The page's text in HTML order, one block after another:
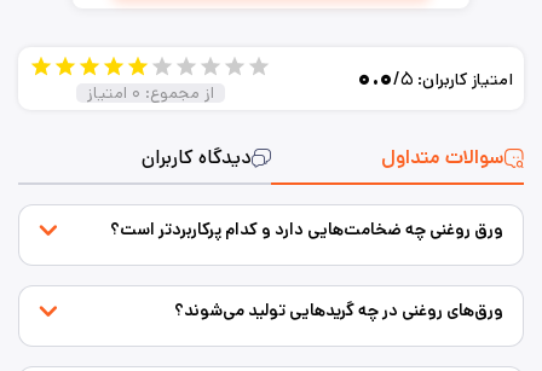
سوالات متداول دیدگاه کاربران
امتیاز کاربران: ۰.۰/۵
از مجموع: ۰ امتیاز
ورق روغنی چه ضخامت‌هایی دارد و کدام پرکاربردتر است؟
ورق‌های روغنی در چه گریدهایی تولید می‌شوند؟